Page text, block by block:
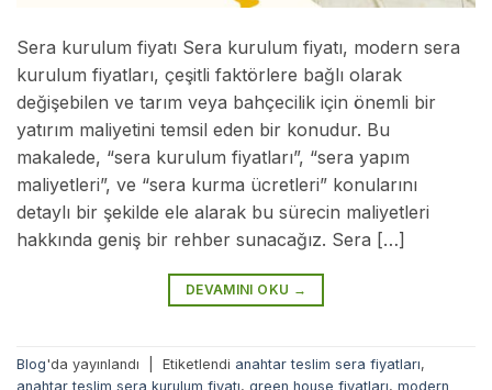
Sera kurulum fiyatı Sera kurulum fiyatı, modern sera
kurulum fiyatları, çeşitli faktörlere bağlı olarak
değişebilen ve tarım veya bahçecilik için önemli bir
yatırım maliyetini temsil eden bir konudur. Bu
makalede, “sera kurulum fiyatları”, “sera yapım
maliyetleri”, ve “sera kurma ücretleri” konularını
detaylı bir şekilde ele alarak bu sürecin maliyetleri
hakkında geniş bir rehber sunacağız. Sera […]
DEVAMINI OKU →
Blog'da yayınlandı Etiketlendi anahtar teslim sera fiyatları,
anahtar teslim sera kurulum fiyatı, green house fiyatları, modern